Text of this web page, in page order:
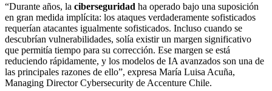
“Durante años, la ciberseguridad ha operado bajo una suposición
en gran medida implícita: los ataques verdaderamente sofisticados
requerían atacantes igualmente sofisticados. Incluso cuando se
descubrían vulnerabilidades, solía existir un margen significativo
que permitía tiempo para su corrección. Ese margen se está
reduciendo rápidamente, y los modelos de IA avanzados son una de
las principales razones de ello”, expresa María Luisa Acuña,
Managing Director Cybersecurity de Accenture Chile.